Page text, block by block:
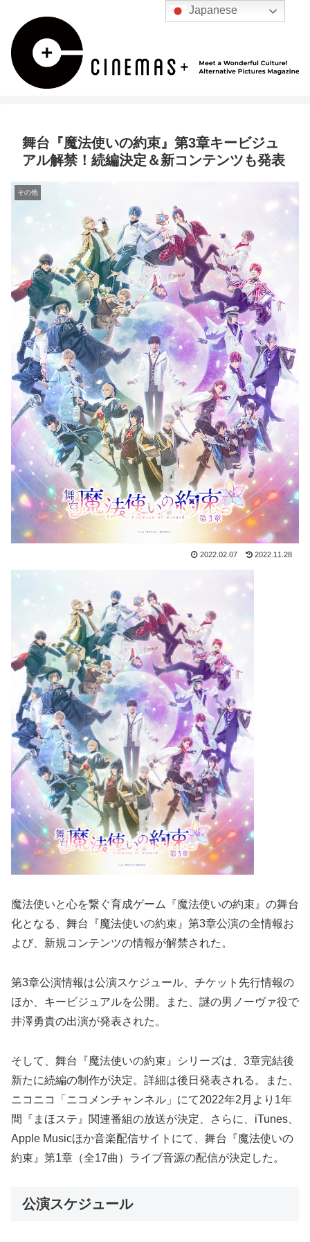
舞台『魔法使いの約束』第3章キービジュ
アル解禁！続編決定＆新コンテンツも発表
その他
2022.02.07 2022.11.28
魔法使いと心を繋ぐ育成ゲーム『魔法使いの約束』の舞台
化となる、舞台『魔法使いの約束』第3章公演の全情報お
よび、新規コンテンツの情報が解禁された。
第3章公演情報は公演スケジュール、チケット先行情報の
ほか、キービジュアルを公開。また、謎の男ノーヴァ役で
井澤勇貴の出演が発表された。
そして、舞台『魔法使いの約束』シリーズは、3章完結後
新たに続編の制作が決定。詳細は後日発表される。また、
ニコニコ「ニコメンチャンネル」にて2022年2月より1年
間『まほステ』関連番組の放送が決定、さらに、iTunes、
Apple Musicほか音楽配信サイトにて、舞台『魔法使いの
約束』第1章（全17曲）ライブ音源の配信が決定した。
公演スケジュール
Japanese